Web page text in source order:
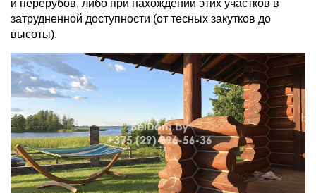
и перерубов, либо при нахождении этих участков в
затрудненной доступности (от тесных закутков до
высоты).